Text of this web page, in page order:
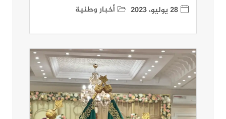
28 يوليو، 2023 أخبار وطنية